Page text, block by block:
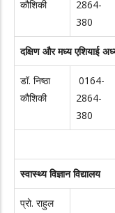
कौशिकी
2864-
380
दक्षिण और मध्य एशियाई
डॉ. निष्ठा
कौशिकी
0164-
2864-
380
स्वास्थ्य विज्ञान विद्यालय
प्रो. राहुल